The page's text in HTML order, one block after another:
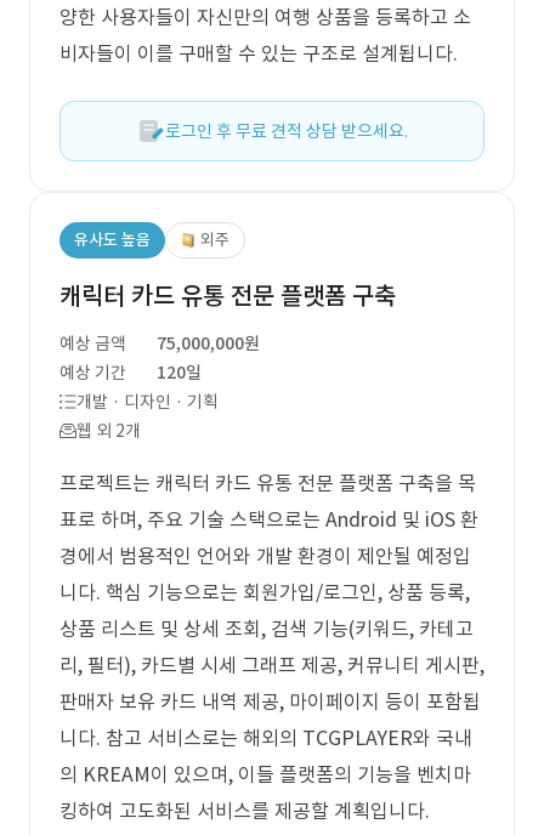
양한 사용자들이 자신만의 여행 상품을 등록하고 소
비자들이 이를 구매할 수 있는 구조로 설계됩니다.
로그인 후 무료 견적 상담 받으세요.
유사도 높음 외주
캐릭터 카드 유통 전문 플랫폼 구축
예상 금액
75,000,000원
예상 기간
120일
개발 · 디자인 · 기획
웹 외 2개
프로젝트는 캐릭터 카드 유통 전문 플랫폼 구축을 목
표로 하며, 주요 기술 스택으로는 Android 및 iOS 환
경에서 범용적인 언어와 개발 환경이 제안될 예정입
니다. 핵심 기능으로는 회원가입/로그인, 상품 등록,
상품 리스트 및 상세 조회, 검색 기능(키워드, 카테고
리, 필터), 카드별 시세 그래프 제공, 커뮤니티 게시판,
판매자 보유 카드 내역 제공, 마이페이지 등이 포함됩
니다. 참고 서비스로는 해외의 TCGPLAYER와 국내
의 KREAM이 있으며, 이들 플랫폼의 기능을 벤치마
킹하여 고도화된 서비스를 제공할 계획입니다.